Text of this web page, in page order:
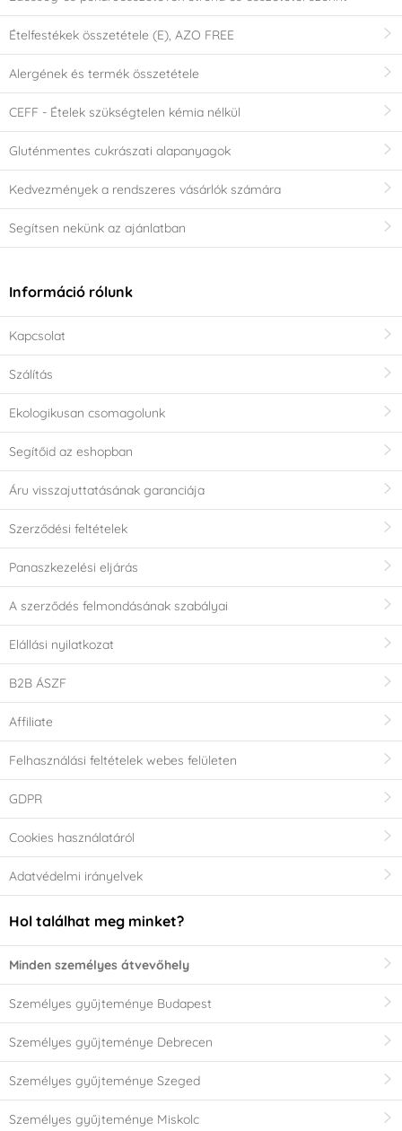
Ételfestékek összetétele (E), AZO FREE
Alergének és termék összetétele
CEFF - Ételek szükségtelen kémia nélkül
Gluténmentes cukrászati alapanyagok
Kedvezmények a rendszeres vásárlók számára
Segítsen nekünk az ajánlatban
Információ rólunk
Kapcsolat
Szálítás
Ekologikusan csomagolunk
Segítőid az eshopban
Áru visszajuttatásának garanciája
Szerződési feltételek
Panaszkezelési eljárás
A szerződés felmondásának szabályai
Elállási nyilatkozat
B2B ÁSZF
Affiliate
Felhasználási feltételek webes felületen
GDPR
Cookies használatáról
Adatvédelmi irányelvek
Hol találhat meg minket?
Minden személyes átvevőhely
Személyes gyűjteménye Budapest
Személyes gyűjteménye Debrecen
Személyes gyűjteménye Szeged
Személyes gyűjteménye Miskolc